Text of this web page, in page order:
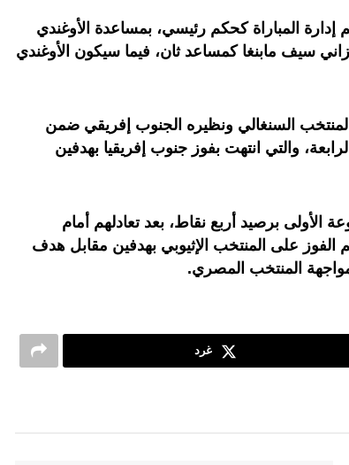
إدارة المباراة كحكم رئيسي، بمساعدة الأوغندي
سيف مابنغا كمساعد ثان، فيما سيكون الأوغندي
السنغالي ونظيره الجنوب إفريقي ضمن
والتي انتهت بفوز جنوب إفريقيا بهدفين
الأولى برصيد أربع نقاط، بعد تعادلهم أمام
الفوز على المنتخب الإثيوبي بهدفين مقابل هدف
المنتخب المصري.
غرد